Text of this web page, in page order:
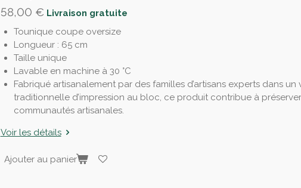
58,00 € Livraison gratuite
Tounique coupe oversize
Longueur : 65 cm
Taille unique
Lavable en machine à 30 °C
Fabriqué artisanalement par des familles d’artisans experts dans
traditionnelle d’impression au bloc, ce produit contribue à
communautés artisanales.
Voir les détails
Ajouter au panier